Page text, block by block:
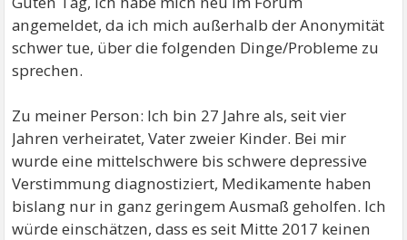
angemeldet, da ich mich außerhalb der Anonymität
schwer tue, über die folgenden Dinge/Probleme zu
sprechen.
Zu meiner Person: Ich bin 27 Jahre als, seit vier
Jahren verheiratet, Vater zweier Kinder. Bei mir
wurde eine mittelschwere bis schwere depressive
Verstimmung diagnostiziert, Medikamente haben
bislang nur in ganz geringem Ausmaß geholfen. Ich
würde einschätzen, dass es seit Mitte 2017 keinen